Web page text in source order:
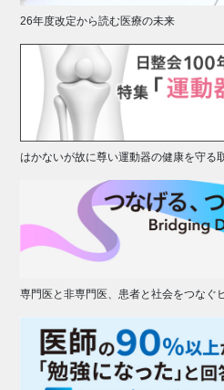
26年度改定から読む医療の未来
はかないが故に尊い運動器の健康を守る
専門医と非専門医、患者と社会をつなぐ